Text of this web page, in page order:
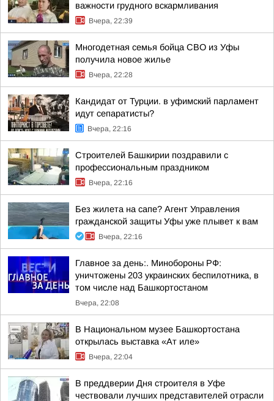
важности грудного вскармливания
Вчера, 22:39
Многодетная семья бойца СВО из Уфы
получила новое жилье
Вчера, 22:28
Кандидат от Турции. в уфимский парламент
идут сепаратисты?
Вчера, 22:16
Строителей Башкирии поздравили с
профессиональным праздником
Вчера, 22:16
Без жилета на сапе? Агент Управления
гражданской защиты Уфы уже плывет к вам
Вчера, 22:16
Главное за день:. Минобороны РФ:
уничтожены 203 украинских беспилотника, в
том числе над Башкортостаном
Вчера, 22:08
В Национальном музее Башкортостана
открылась выставка «Ат иле»
Вчера, 22:04
В преддверии Дня строителя в Уфе
чествовали лучших представителей отрасли